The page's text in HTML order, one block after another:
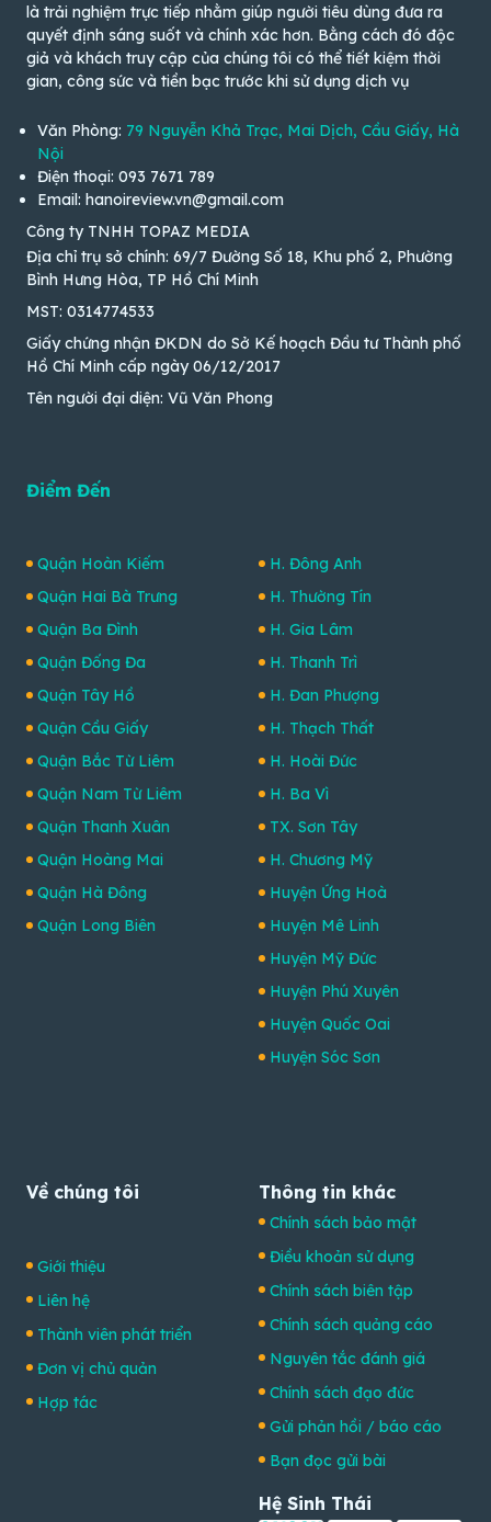
là trải nghiệm trực tiếp nhằm giúp người tiêu dùng đưa ra
quyết định sáng suốt và chính xác hơn. Bằng cách đó độc
giả và khách truy cập của chúng tôi có thể tiết kiệm thời
gian, công sức và tiền bạc trước khi sử dụng dịch vụ
Văn Phòng: 79 Nguyễn Khả Trạc, Mai Dịch, Cầu Giấy, Hà
Nội
Điện thoại: 093 7671 789
Email: hanoireview.vn@gmail.com
Công ty TNHH TOPAZ MEDIA
Địa chỉ trụ sở chính: 69/7 Đường Số 18, Khu phố 2, Phường
Bình Hưng Hòa, TP Hồ Chí Minh
MST: 0314774533
Giấy chứng nhận ĐKDN do Sở Kế hoạch Đầu tư Thành phố
Hồ Chí Minh cấp ngày 06/12/2017
Tên người đại diện: Vũ Văn Phong
Điểm Đến
Quận Hoàn Kiếm
Quận Hai Bà Trưng
Quận Ba Đình
Quận Đống Đa
Quận Tây Hồ
Quận Cầu Giấy
Quận Bắc Từ Liêm
Quận Nam Từ Liêm
Quận Thanh Xuân
Quận Hoàng Mai
Quận Hà Đông
Quận Long Biên
H. Đông Anh
H. Thường Tín
H. Gia Lâm
H. Thanh Trì
H. Đan Phượng
H. Thạch Thất
H. Hoài Đức
H. Ba Vì
TX. Sơn Tây
H. Chương Mỹ
Huyện Ứng Hoà
Huyện Mê Linh
Huyện Mỹ Đức
Huyện Phú Xuyên
Huyện Quốc Oai
Huyện Sóc Sơn
Về chúng tôi
Giới thiệu
Liên hệ
Thành viên phát triển
Đơn vị chủ quản
Hợp tác
Thông tin khác
Chính sách bảo mật
Điều khoản sử dụng
Chính sách biên tập
Chính sách quảng cáo
Nguyên tắc đánh giá
Chính sách đạo đức
Gửi phản hồi / báo cáo
Bạn đọc gửi bài
Hệ Sinh Thái